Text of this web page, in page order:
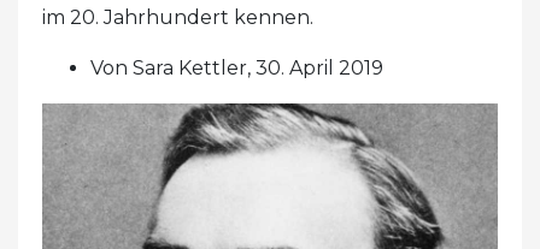
im 20. Jahrhundert kennen.
Von Sara Kettler, 30. April 2019